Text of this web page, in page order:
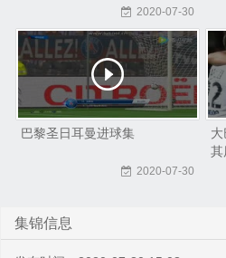
2020-07-30
巴黎圣日耳曼进球集
2020-07-30
其
集锦信息